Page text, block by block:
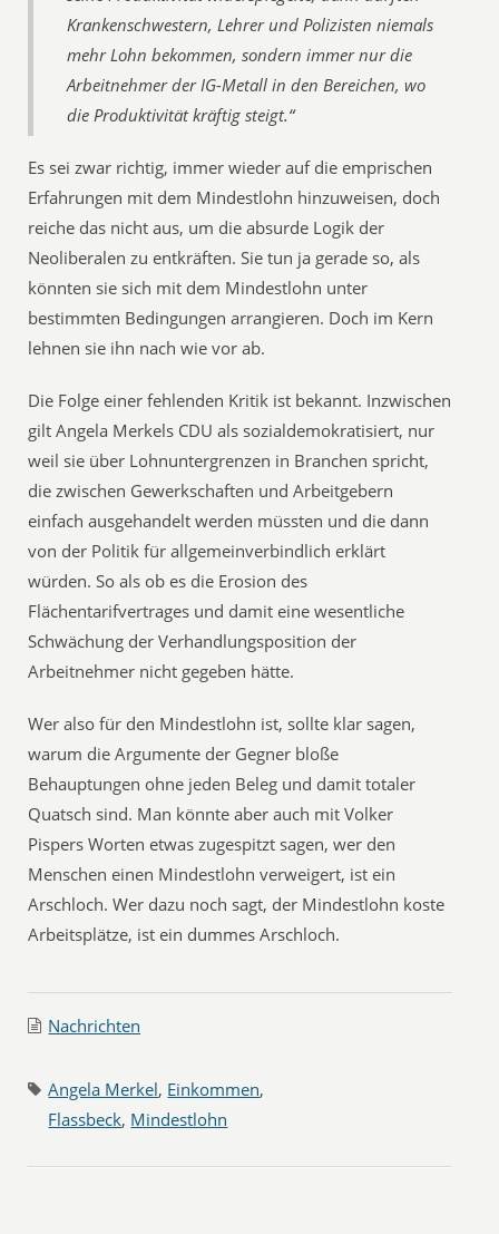
Kran­ken­schwes­tern, Leh­rer und Poli­zis­ten nie­mals
mehr Lohn bekom­men, son­dern immer nur die
Arbeit­neh­mer der IG-Metall in den Berei­chen, wo
die Pro­duk­ti­vi­tät kräf­tig steigt.“
Es sei zwar richtig, immer wieder auf die emprischen
Erfahrungen mit dem Mindestlohn hinzuweisen, doch
reiche das nicht aus, um die absurde Logik der
Neoliberalen zu entkräften. Sie tun ja gerade so, als
könnten sie sich mit dem Mindestlohn unter
bestimmten Bedingungen arrangieren. Doch im Kern
lehnen sie ihn nach wie vor ab.
Die Folge einer fehlenden Kritik ist bekannt. Inzwischen
gilt Angela Merkels CDU als sozialdemokratisiert, nur
weil sie über Lohnuntergrenzen in Branchen spricht,
die zwischen Gewerkschaften und Arbeitgebern
einfach ausgehandelt werden müssten und die dann
von der Politik für allgemeinverbindlich erklärt
würden. So als ob es die Erosion des
Flächentarifvertrages und damit eine wesentliche
Schwächung der Verhandlungsposition der
Arbeitnehmer nicht gegeben hätte.
Wer also für den Mindestlohn ist, sollte klar sagen,
warum die Argumente der Gegner bloße
Behauptungen ohne jeden Beleg und damit totaler
Quatsch sind. Man könnte aber auch mit Volker
Pispers Worten etwas zugespitzt sagen, wer den
Menschen einen Mindestlohn verweigert, ist ein
Arschloch. Wer dazu noch sagt, der Mindestlohn koste
Arbeitsplätze, ist ein dummes Arschloch.
Nachrichten
Angela Merkel, Einkommen,
Flassbeck, Mindestlohn